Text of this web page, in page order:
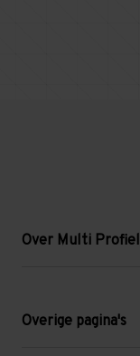
Over Multi Profiel
Blog
Overige pagina's